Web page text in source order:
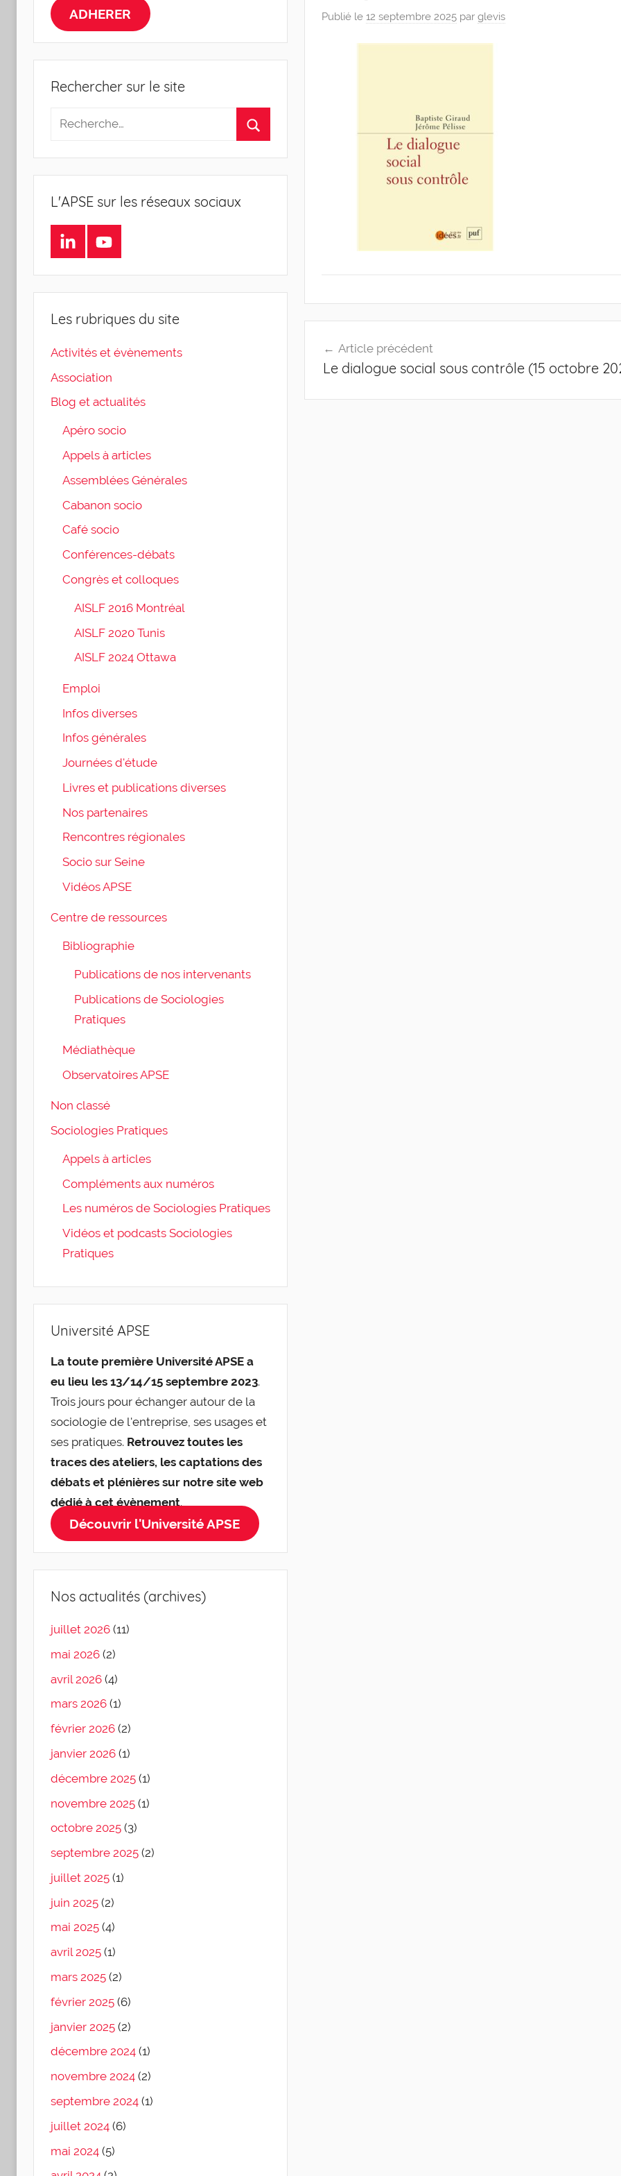
Sociologie
de
l'Entreprise
Publié le12 septembre 2025 parglevis
de
Article précédent
Le dialogue social sous contrôle (15 octobre
ADHERER
Rechercher sur le site
L'APSE sur les réseaux sociaux
LinkedInYoutube
Les rubriques du site
Activités et évènements
Association
Blog et actualités
Apéro socio
Appels à articles
Assemblées Générales
Cabanon socio
Café socio
Conférences-débats
Congrès et colloques
AISLF 2016 Montréal
AISLF 2020 Tunis
AISLF 2024 Ottawa
Emploi
Infos diverses
Infos générales
Journées d'étude
Livres et publications diverses
Nos partenaires
Rencontres régionales
Socio sur Seine
Vidéos APSE
Centre de ressources
Bibliographie
Publications de nos intervenants
Publications de Sociologies
Pratiques
Médiathèque
Observatoires APSE
Non classé
Sociologies Pratiques
Appels à articles
Compléments aux numéros
Les numéros de Sociologies Pratiques
Vidéos et podcasts Sociologies
Pratiques
Université APSE
La toute première Université APSE a
eu lieu les 13/14/15 septembre 2023.
Trois jours pour échanger autour de la
sociologie de l'entreprise, ses usages et
ses pratiques. Retrouvez toutes les
traces des ateliers, les captations des
débats et plénières sur notre site web
dédié à cet évènement.
Découvrir l'Université APSE
Nos actualités (archives)
juillet 2026 (11)
mai 2026 (2)
avril 2026 (4)
mars 2026 (1)
février 2026 (2)
janvier 2026 (1)
décembre 2025 (1)
novembre 2025 (1)
octobre 2025 (3)
septembre 2025 (2)
juillet 2025 (1)
juin 2025 (2)
mai 2025 (4)
avril 2025 (1)
mars 2025 (2)
février 2025 (6)
janvier 2025 (2)
décembre 2024 (1)
novembre 2024 (2)
septembre 2024 (1)
juillet 2024 (6)
mai 2024 (5)